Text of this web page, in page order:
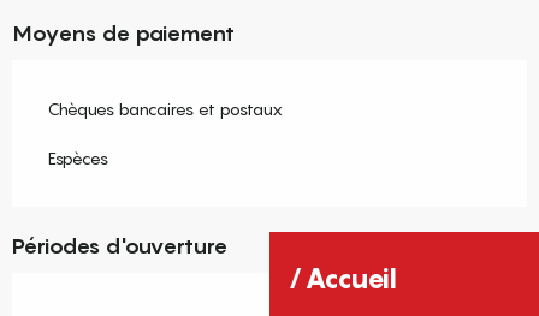
Accueil
Moyens de paiement
Chèques bancaires et postaux
Espèces
Périodes d'ouverture